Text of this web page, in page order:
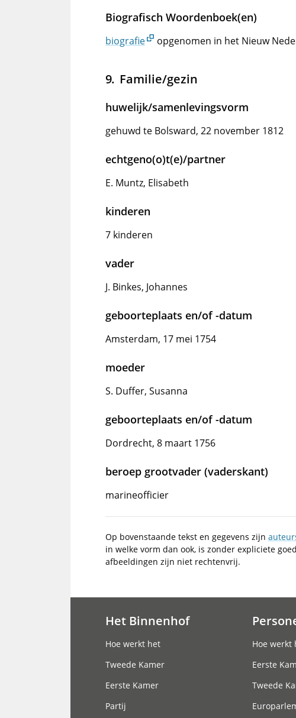
Biografisch Woordenboek(en)
biografie opgenomen in het Nieuw
Familie/gezin
huwelijk/samenlevingsvorm
gehuwd te Bolsward, 22 november 1812
echtgeno(o)t(e)/partner
E. Muntz, Elisabeth
kinderen
7 kinderen
vader
J. Binkes, Johannes
geboorteplaats en/of -datum
Amsterdam, 17 mei 1754
moeder
S. Duffer, Susanna
geboorteplaats en/of -datum
Dordrecht, 8 maart 1756
beroep grootvader (vaderskant)
marineofficier
Op bovenstaande tekst en gegevens zijn
in welke vorm dan ook, is zonder expliciete
afbeeldingen zijn niet rechtenvrij.
Het Binnenhof
Hoe werkt het
Tweede Kamer
Eerste Kamer
Partij
Hoe werkt
Eerste
Tweede